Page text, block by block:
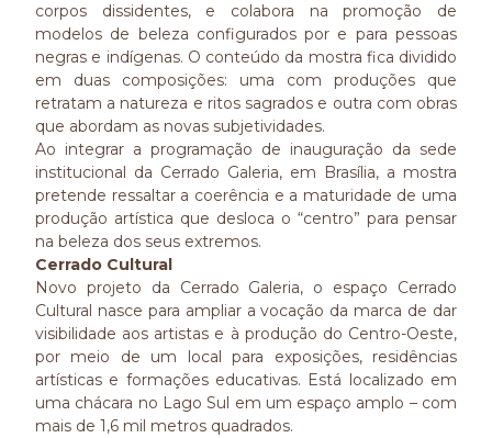
corpos dissidentes, e colabora na promoção de
modelos de beleza configurados por e para pessoas
negras e indígenas. O conteúdo da mostra fica dividido
em duas composições: uma com produções que
retratam a natureza e ritos sagrados e outra com obras
que abordam as novas subjetividades.
Ao integrar a programação de inauguração da sede
institucional da Cerrado Galeria, em Brasília, a mostra
pretende ressaltar a coerência e a maturidade de uma
produção artística que desloca o “centro” para pensar
na beleza dos seus extremos.
Cerrado Cultural
Novo projeto da Cerrado Galeria, o espaço Cerrado
Cultural nasce para ampliar a vocação da marca de dar
visibilidade aos artistas e à produção do Centro-Oeste,
por meio de um local para exposições, residências
artísticas e formações educativas. Está localizado em
uma chácara no Lago Sul em um espaço amplo – com
mais de 1,6 mil metros quadrados.